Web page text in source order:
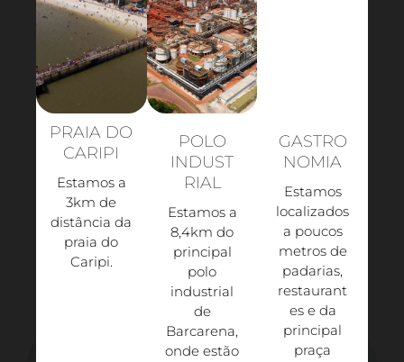
PRAIA DO
CARIPI
Estamos a
3km de
distância da
praia do
Caripi.​
POLO
INDUST
RIAL
Estamos a
8,4km do
principal
polo
industrial
de
Barcarena,
onde estão
GASTRO
NOMIA
Estamos
localizados
a poucos
metros de
padarias,
restaurant
es e da
principal
praça